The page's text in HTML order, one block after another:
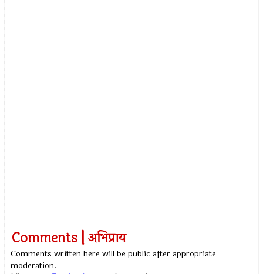
Comments | अभिप्राय
Comments written here will be public after appropriate
moderation.